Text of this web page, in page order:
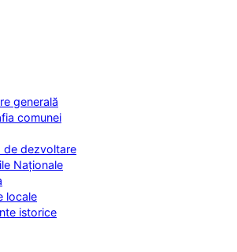
generală
comunei
de dezvoltare
Naționale
locale
istorice